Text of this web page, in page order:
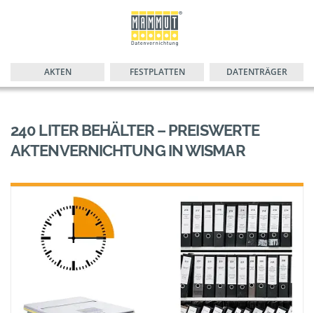
AKTEN FESTPLATTEN DATENTRÄGER
240 LITER BEHÄLTER – PREISWERTE
AKTENVERNICHTUNG IN WISMAR